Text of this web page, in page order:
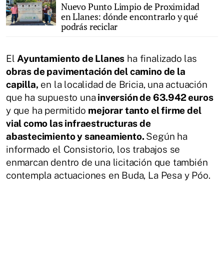
Nuevo Punto Limpio de Proximidad
en Llanes: dónde encontrarlo y qué
podrás reciclar
El Ayuntamiento de Llanes ha finalizado las
obras de pavimentación del camino de la
capilla, en la localidad de Bricia, una actuación
que ha supuesto una inversión de 63.942 euros
y que ha permitido mejorar tanto el firme del
vial como las infraestructuras de
abastecimiento y saneamiento. Según ha
informado el Consistorio, los trabajos se
enmarcan dentro de una licitación que también
contempla actuaciones en Buda, La Pesa y Póo.